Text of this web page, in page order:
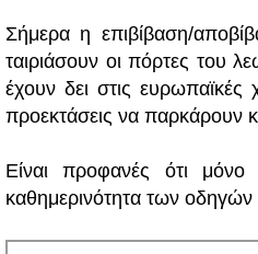
Σήμερα η επιβίβαση/
ταιριάσουν οι πόρτες του
έχουν δει στις
προεκτάσεις να παρκάρουν
Είναι προφανές ότι
καθημερινότητα των οδηγών